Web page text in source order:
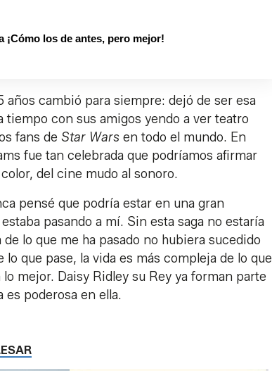
¡Cómo los de antes, pero mejor!
años cambió para siempre: dejó de ser esa
con sus amigos yendo a ver teatro
fans de Star Wars en todo el mundo. En
fue tan celebrada que podríamos afirmar
del cine mudo al sonoro.
pensé que podría estar en una gran
pasando a mí. Sin esta saga no estaría
lo que me ha pasado no hubiera sucedido
que pase, la vida es más compleja de lo que
mejor. Daisy Ridley su Rey ya forman parte
es poderosa en ella.